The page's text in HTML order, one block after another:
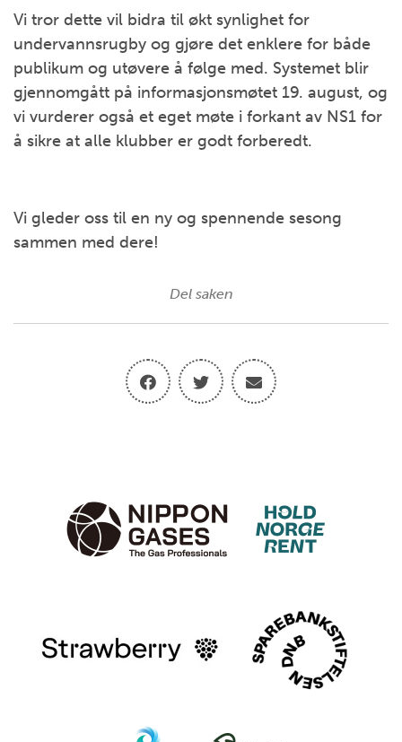
Vi tror dette vil bidra til økt synlighet for
undervannsrugby og gjøre det enklere for både
publikum og utøvere å følge med. Systemet blir
gjennomgått på informasjonsmøtet 19. august, og
vi vurderer også et eget møte i forkant av NS1 for
å sikre at alle klubber er godt forberedt.
Vi gleder oss til en ny og spennende sesong
sammen med dere!
Del saken